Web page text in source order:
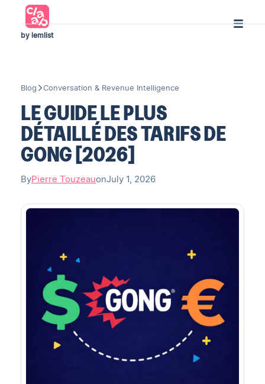
by lemlist
Blog Conversation & Revenue Intelligence
LE GUIDE LE PLUS
DÉTAILLÉ DES TARIFS DE
GONG [2026]
ByPierre TouzeauonJuly 1, 2026